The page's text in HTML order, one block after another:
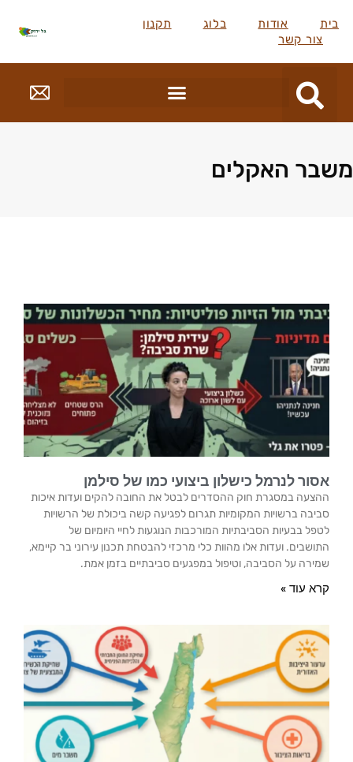
בית אודות בלוג
תקנון
צור קשר
משבר האקלים
אסור לנרמל כישלון ביצועי כמו של סילמן
ההצעה במסגרת חוק ההסדרים לבטל את החובה להקים ועדות איכות
סביבה ברשויות המקומיות תגרום לפגיעה קשה ביכולת של הרשויות
לטפל בבעיות הסביבתיות המורכבות הנוגעות לחיי היומיום של
התושבים. ועדות אלו מהוות כלי מרכזי להבטחת תכנון עירוני בר קיימא,
שמירה על הסביבה, וטיפול במפגעים סביבתיים בזמן אמת.
קרא עוד »